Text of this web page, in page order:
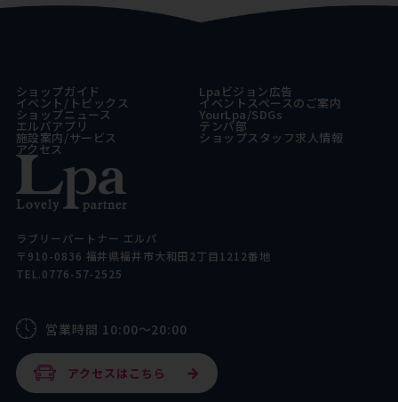
ラブリーパートナー エルパ
〒910-0836 福井県福井市大和田2丁目1212番地
TEL.0776-57-2525
営業時間 10:00～20:00
アクセスはこちら
ショップガイド Lpaビジョン広告
イベント/トピックス イベントスペースのご案内
ショップニュース YourLpa/SDGs
エルパアプリ テンパ部
施設案内/サービス ショップスタッフ求人情報
アクセス